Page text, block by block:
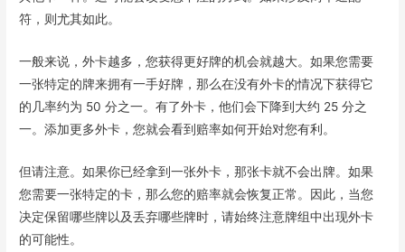
符，则尤其如此。
一般来说，外卡越多，您获得更好牌的机会就越大。如果您需要
一张特定的牌来拥有一手好牌，那么在没有外卡的情况下获得它
的几率约为 50 分之一。有了外卡，他们会下降到大约 25 分之
一。添加更多外卡，您就会看到赔率如何开始对您有利。
但请注意。如果你已经拿到一张外卡，那张卡就不会出牌。如果
您需要一张特定的卡，那么您的赔率就会恢复正常。因此，当您
决定保留哪些牌以及丢弃哪些牌时，请始终注意牌组中出现外卡
的可能性。